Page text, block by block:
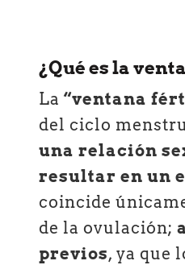
¿Qué es la
La“ventana
del ciclo
una relación
resultar en un
coincide
de la ovulación;
previos, ya que